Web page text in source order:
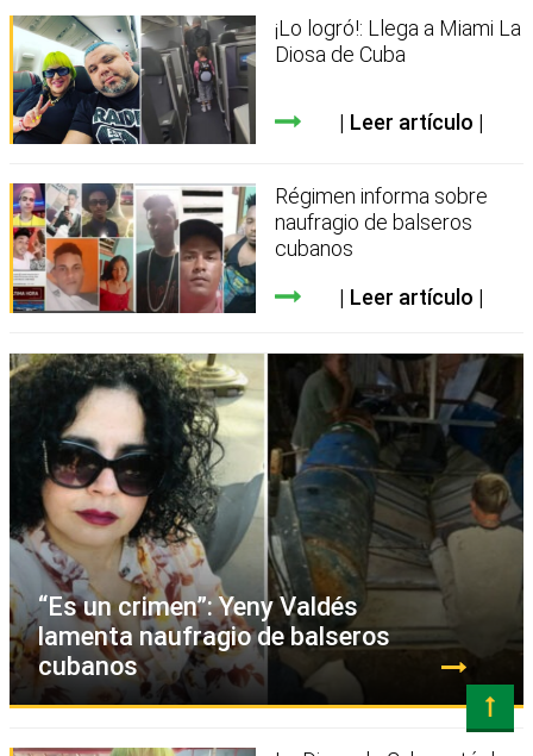
¡Lo logró!: Llega a Miami La
Diosa de Cuba
Leer artículo
Régimen informa sobre
naufragio de balseros
cubanos
Leer artículo
“Es un crimen”: Yeny Valdés
lamenta naufragio de balseros
cubanos